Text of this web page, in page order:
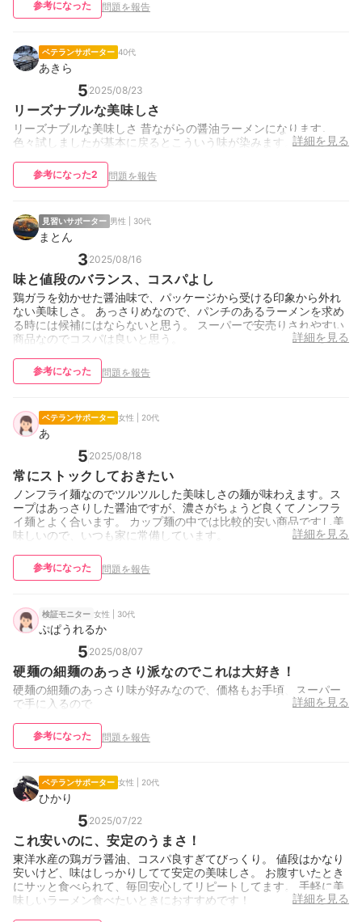
参考になった 問題を報告
ベテランサポーター 40代
あきら
5 2025/08/23
リーズナブルな美味しさ
リーズナブルな美味しさ 昔ながらの醤油ラーメンになります。
色々試しましたが基本に戻るとこういう味が染みます。詳細を見る
参考になった2 問題を報告
見習いサポーター 男性 | 30代
まとん
3 2025/08/16
味と値段のバランス、コスパよし
鶏ガラを効かせた醤油味で、パッケージから受ける印象から外れ
ない美味しさ。 あっさりめなので、パンチのあるラーメンを求め
る時には候補にはならないと思う。 スーパーで安売りされやすい
商品なのでコスパは良いと思う。
詳細を見る
参考になった 問題を報告
ベテランサポーター 女性 | 20代
あ
5 2025/08/18
常にストックしておきたい
ノンフライ麺なのでツルツルした美味しさの麺が味わえます。ス
ープはあっさりした醤油ですが、濃さがちょうど良くてノンフラ
イ麺とよく合います。 カップ麺の中では比較的安い商品ですし美
味しいので、いつも家に常備しています。
詳細を見る
参考になった 問題を報告
検証モニター 女性 | 30代
ぷぱうれるか
5 2025/08/07
硬麺の細麺のあっさり派なのでこれは大好き！
硬麺の細麺のあっさり味が好みなので、価格もお手頃、スーパー
で手に入るので
詳細を見る
参考になった 問題を報告
ベテランサポーター 女性 | 20代
ひかり
5 2025/07/22
これ安いのに、安定のうまさ！
東洋水産の鶏ガラ醤油、コスパ良すぎてびっくり。 値段はかなり
安いけど、味はしっかりしてて安定の美味しさ。 お腹すいたとき
にサッと食べられて、毎回安心してリピートしてます。 手軽に美
味しいラーメン食べたいときにおすすめです！
詳細を見る